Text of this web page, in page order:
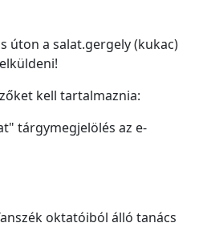
úton a salat.gergely (kukac)
kell tartalmaznia:
tárgymegjelölés az e-
oktatóiból álló tanács